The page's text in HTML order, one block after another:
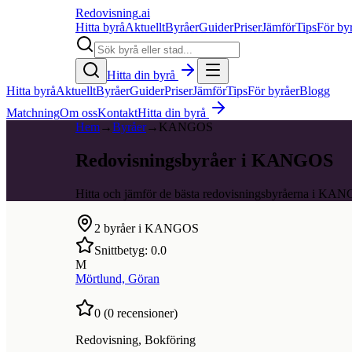
Redovisning.ai
Hitta byråAktuelltByråerGuiderPriserJämförTipsFör
Hitta din byrå
Hitta byråAktuelltByråerGuiderPriserJämförTipsFör byråerBlogg
MatchningOm ossKontaktHitta din byrå
Hem→Byråer→ KANGOS
Redovisningsbyråer i KANGOS
Hitta och jämför de bästa redovisningsbyråerna i
2 byråer i KANGOS
Snittbetyg: 0.0
M
Mörtlund, Göran
0 (0 recensioner)
Redovisning, Bokföring